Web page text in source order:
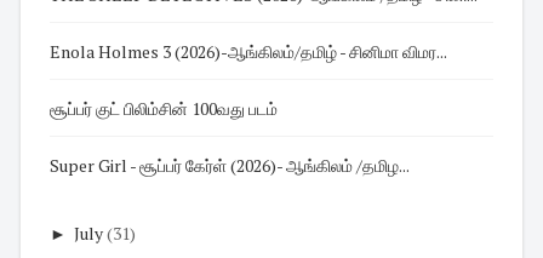
Enola Holmes 3 (2026)-ஆங்கிலம்/தமிழ் - சினிமா விமர...
சூப்பர் குட் பிலிம்சின் 100வது படம்
Super Girl - சூப்பர் கேர்ள் (2026)- ஆங்கிலம் /தமிழ...
► July(31)